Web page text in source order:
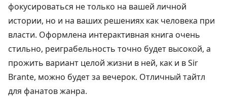
фокусироваться не только на вашей личной
истории, но и на ваших решениях как человека при
власти. Оформлена интерактивная книга очень
стильно, реиграбельность точно будет высокой, а
прожить вариант целой жизни в ней, как и в Sir
Brante, можно будет за вечерок. Отличный тайтл
для фанатов жанра.